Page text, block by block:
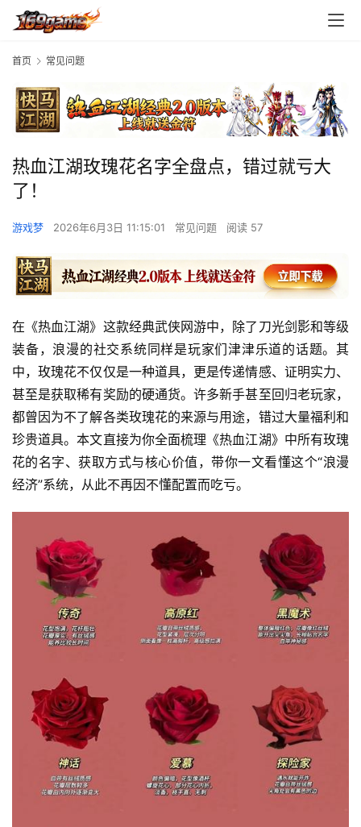
首页 常见问题
热血江湖玫瑰花名字全盘点，错过就亏大
了！
游戏梦 2026年6月3日 11:15:01 常见问题 阅读 57
在《热血江湖》这款经典武侠网游中，除了刀光剑影和等级
装备，浪漫的社交系统同样是玩家们津津乐道的话题。其
中，玫瑰花不仅仅是一种道具，更是传递情感、证明实力、
甚至是获取稀有奖励的硬通货。许多新手甚至回归老玩家，
都曾因为不了解各类玫瑰花的来源与用途，错过大量福利和
珍贵道具。本文直接为你全面梳理《热血江湖》中所有玫瑰
花的名字、获取方式与核心价值，带你一文看懂这个“浪漫
经济”系统，从此不再因不懂配置而吃亏。